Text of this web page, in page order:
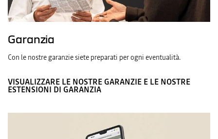
Garanzia
Con le nostre garanzie siete preparati per ogni eventualità.
VISUALIZZARE LE NOSTRE GARANZIE E LE NOSTRE
ESTENSIONI DI GARANZIA